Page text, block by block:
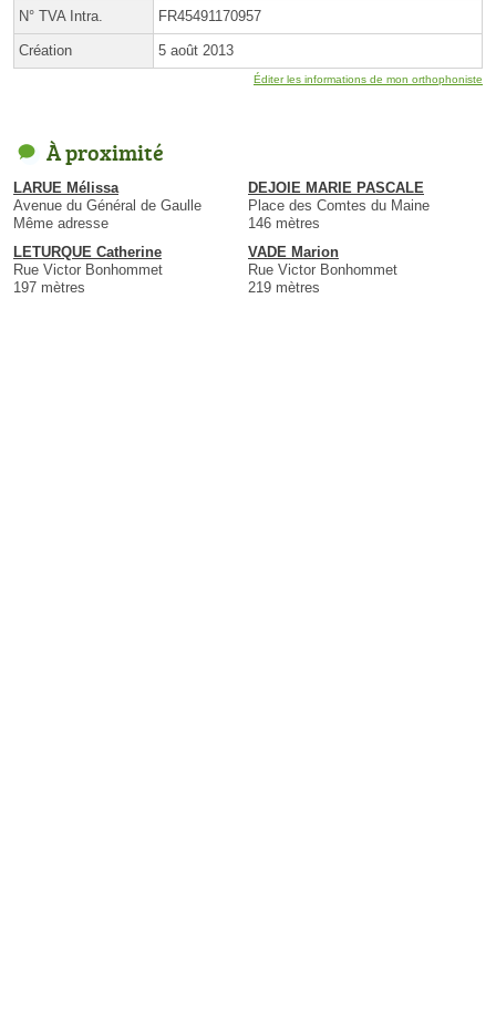
N° TVA Intra. FR45491170957
Création 5 août 2013
Éditer les informations de mon orthophoniste
À proximité
LARUE Mélissa
Avenue du Général de Gaulle
Même adresse
DEJOIE MARIE PASCALE
Place des Comtes du Maine
146 mètres
LETURQUE Catherine
Rue Victor Bonhommet
197 mètres
VADE Marion
Rue Victor Bonhommet
219 mètres